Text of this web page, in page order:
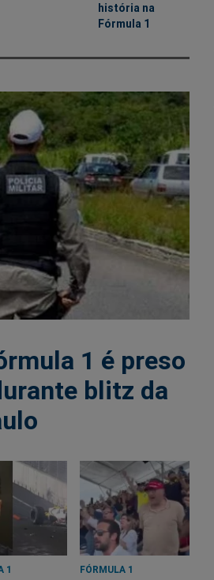
história na
Fórmula 1
1 é preso
blitz da
1
FÓRMULA 1